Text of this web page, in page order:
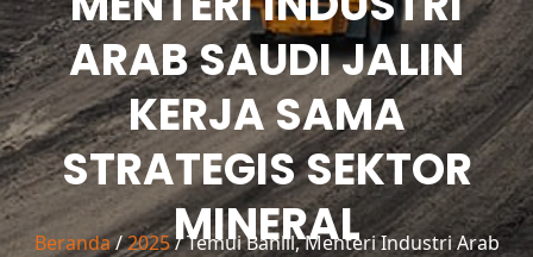
ARAB SAUDI JALIN
KERJA SAMA
STRATEGIS SEKTOR
MINERAL
Beranda/2025/ Temui Bahlil, Menteri Industri Arab